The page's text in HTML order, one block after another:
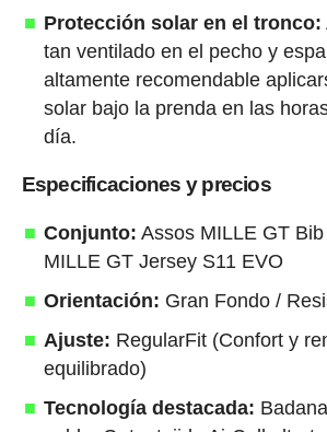
Protección solar en el tronco:
tan ventilado en el pecho y
altamente recomendable
solar bajo la prenda en las
día.
Especificaciones y precios
Conjunto: Assos MILLE GT
MILLE GT Jersey S11 EVO
Orientación: Gran Fondo /
Ajuste: RegularFit (Confort y
equilibrado)
Tecnología destacada: